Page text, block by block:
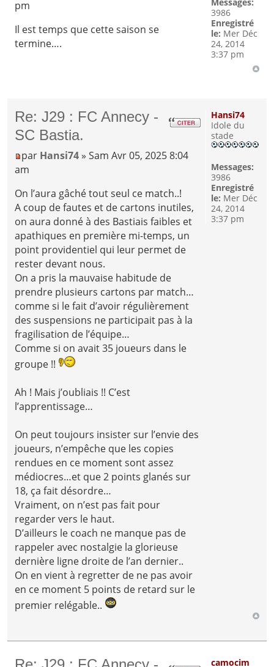
pm
Il est temps que cette saison se
termine….
Messages:
3986
Enregistré
le: Mer Déc
24, 2014
3:37 pm
Re: J29 : FC Annecy -
SC Bastia.
par Hansi74 » Sam Avr 05, 2025 8:04
am
On l’aura gâché tout seul ce match..!
A coup de fautes et de cartons inutiles,
on aura donné à des Bastiais faibles et
apathiques en première mi-temps, un
point providentiel qui leur permet de
rester devant nous.
On a pris la mauvaise habitude de
prendre plusieurs cartons par match…
comme si le fait d’avoir régulièrement
des suspensions ne participait pas à la
fragilisation de l’équipe…
Comme si on avait 35 joueurs dans le
groupe !!
Ah ! Mais j’oubliais !! C’est
l’apprentissage…
On peut toujours insister sur l’envie des
joueurs, n’empêche que les copies
rendues en ce moment sont assez
médiocres…et que 2 points glanés sur
18, ça fait désordre…
Vraiment, on n’est pas fait pour
regarder vers le haut.
D’ailleurs le coach ne manque pas de
rappeler avec nostalgie la glorieuse
dernière ligne droite de l’an dernier..
On en vient à regretter de ne pas avoir
en ce moment 5 points de retard sur le
premier relégable..
Hansi74
Idole du
stade
Messages:
3986
Enregistré
le: Mer Déc
24, 2014
3:37 pm
camocim